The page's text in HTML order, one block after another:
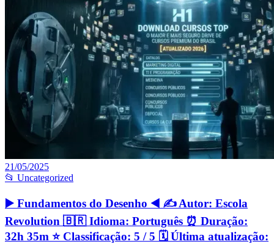
21/05/2025
📂 Uncategorized
▶️ Fundamentos do Desenho ◀️ ✍️ Autor: Escola
Revolution 🇧🇷 Idioma: Português ⏰ Duração:
32h 35m ⭐️ Classificação: 5 / 5 🗓 Última atualização: